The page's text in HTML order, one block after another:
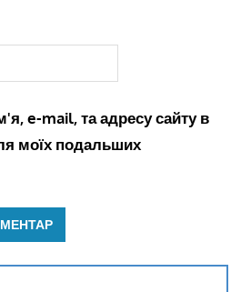
e-mail, та адресу сайту в
моїх подальших